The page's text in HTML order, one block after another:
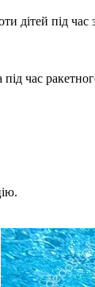
дітей під час
під час